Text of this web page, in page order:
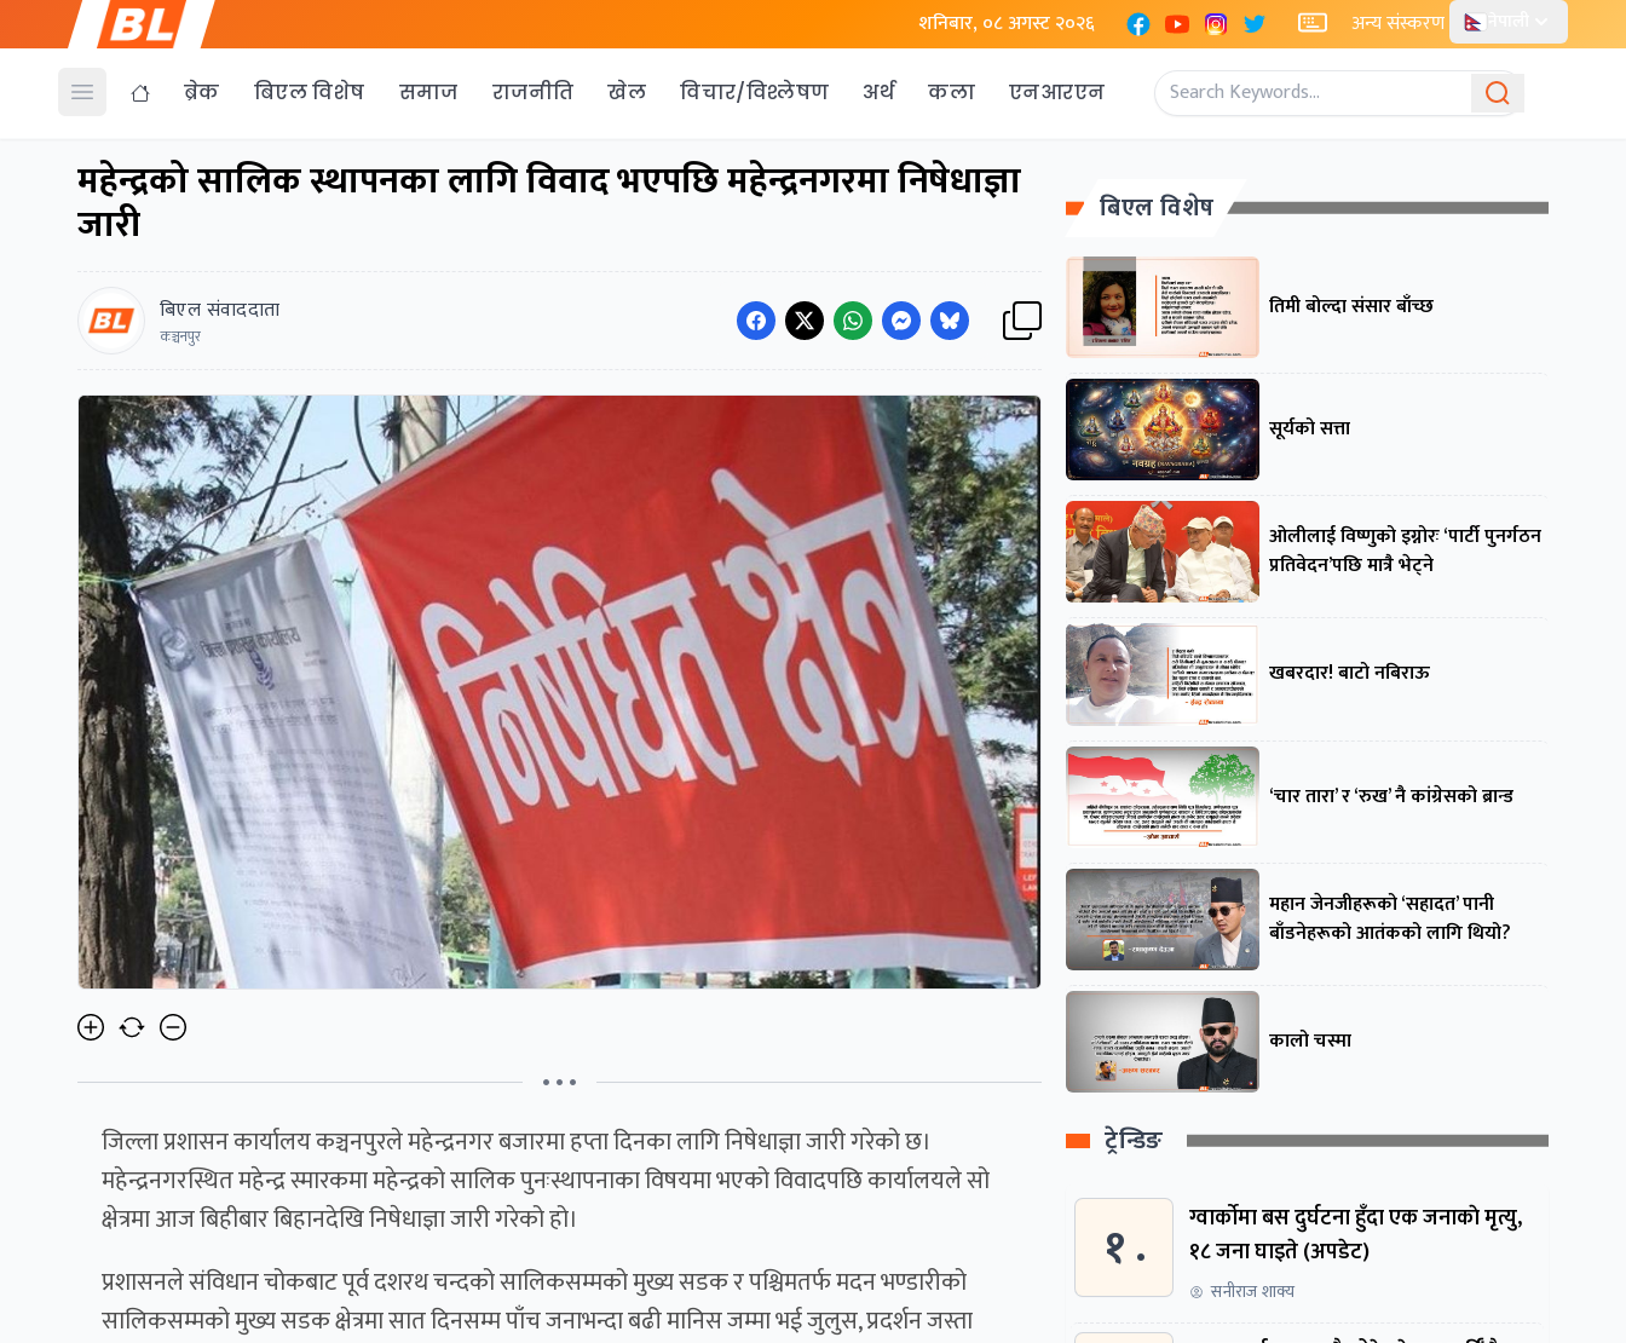
शनिबार, ०८ अगस्ट २०२६ FacebookYouTubeInstagram
X अन्य संस्करण
Open menu ब्रेक बिएल विशेष समाज राजनीति खेल विचार/विश्लेषण अर्थ कला एनआरएन
महेन्द्रको सालिक स्थापनका लागि विवाद भएपछि महेन्द्रनगरमा निषेधाज्ञा
जारी
बिएल संवाददाता
कञ्चनपुर
• • •
जिल्ला प्रशासन कार्यालय कञ्चनपुरले महेन्द्रनगर बजारमा हप्ता दिनका लागि निषेधाज्ञा जारी गरेको छ।
महेन्द्रनगरस्थित महेन्द्र स्मारकमा महेन्द्रको सालिक पुनःस्थापनाका विषयमा भएको विवादपछि कार्यालयले सो
क्षेत्रमा आज बिहीबार बिहानदेखि निषेधाज्ञा जारी गरेको हो।
प्रशासनले संविधान चोकबाट पूर्व दशरथ चन्दको सालिकसम्मको मुख्य सडक र पश्चिमतर्फ मदन भण्डारीको
सालिकसम्मको मुख्य सडक क्षेत्रमा सात दिनसम्म पाँच जनाभन्दा बढी मानिस जम्मा भई जुलुस, प्रदर्शन जस्ता
बिएल विशेष
तिमी बोल्दा संसार बाँच्छ
सूर्यको सत्ता
ओलीलाई विष्णुको इग्नोरः ‘पार्टी पुनर्गठन
प्रतिवेदन’पछि मात्रै भेट्ने
खबरदार! बाटो नबिराऊ
‘चार तारा’ र ‘रुख’ नै कांग्रेसको ब्रान्ड
महान जेनजीहरूको ‘सहादत’ पानी
बाँडनेहरूको आतंकको लागि थियो?
कालो चस्मा
ट्रेन्डिङ
१ .
ग्वार्काेमा बस दुर्घटना हुँदा एक जनाकाे मृत्यु,
१८ जना घाइते (अपडेट)
सनीराज शाक्य